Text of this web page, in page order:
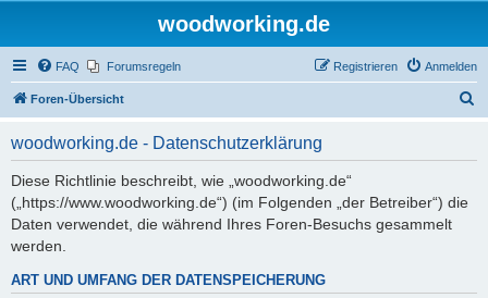
woodworking.de
FAQ Forumsregeln Anmelden
Registrieren
Foren-Übersicht
woodworking.de - Datenschutzerklärung
Diese Richtlinie beschreibt, wie „woodworking.de“
(„https://www.woodworking.de“) (im Folgenden „der Betreiber“) die
Daten verwendet, die während Ihres Foren-Besuchs gesammelt
werden.
ART UND UMFANG DER DATENSPEICHERUNG